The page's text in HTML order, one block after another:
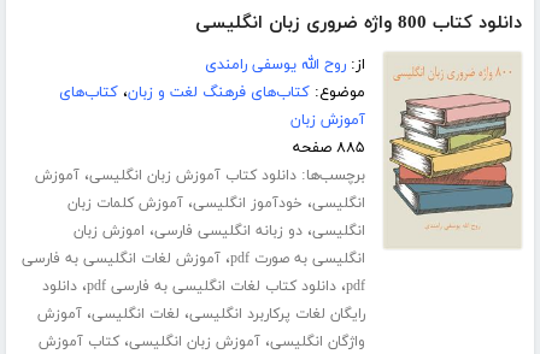
دانلود کتاب 800 واژه ضروری زبان انگلیسی
از:روح الله یوسفی رامندی
موضوع:کتاب‌های فرهنگ لغت و زبان،کتاب‌های
آموزش زبان
۸۸۵ صفحه
برچسب‌ها:دانلود کتاب آموزش زبان انگلیسی،آموزش
انگلیسی، خودآموز انگلیسی،آموزش کلمات زبان
انگلیسی،دو زبانه انگلیسی فارسی، اموزش زبان
انگلیسی به صورت pdf
،آموزش لغات انگلیسی به فارسی
pdf،دانلود کتاب لغات انگلیسی به فارسی pdf ،دانلود
رایگان لغات پرکاربرد انگلیسی، لغات انگلیسی،آموزش
واژگان انگلیسی،آموزش زبان انگلیسی،کتاب آموزش